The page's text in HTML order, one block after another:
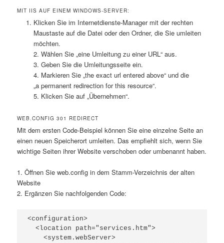
MIT IIS AUF EINEM WINDOWS-SERVER:
Klicken Sie im Internetdienste-Manager mit der rechten
Maustaste auf die Datei oder den Ordner, die Sie umleiten
möchten.
2. Wählen Sie „eine Umleitung zu einer URL“ aus.
3. Geben Sie die Umleitungsseite ein.
4. Markieren Sie „the exact url entered above“ und die
„a permanent redirection for this resource“.
5. Klicken Sie auf „Übernehmen“.
WEB.CONFIG 301 REDIRECT
Mit dem ersten Code-Beispiel können Sie eine einzelne Seite an
einen neuen Speicherort umleiten. Das empfiehlt sich, wenn Sie
wichtige Seiten ihrer Website verschoben oder umbenannt haben.
1. Öffnen Sie web.config in dem Stamm-Verzeichnis der alten
Website
2. Ergänzen Sie nachfolgenden Code:
<configuration>
  <location path="services.htm">
    <system.webServer>